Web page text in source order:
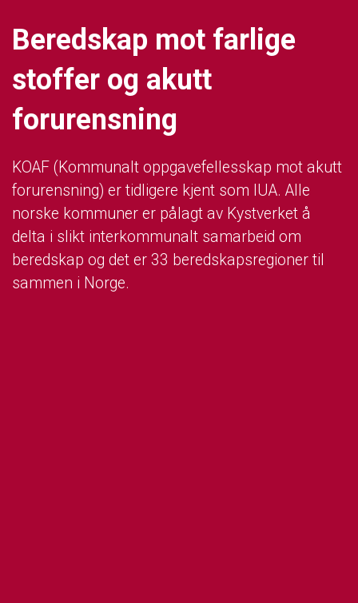
Beredskap mot farlige
stoffer og akutt
forurensning
KOAF (Kommunalt oppgavefellesskap mot akutt
forurensning) er tidligere kjent som IUA. Alle
norske kommuner er pålagt av Kystverket å
delta i slikt interkommunalt samarbeid om
beredskap og det er 33 beredskapsregioner til
sammen i Norge.